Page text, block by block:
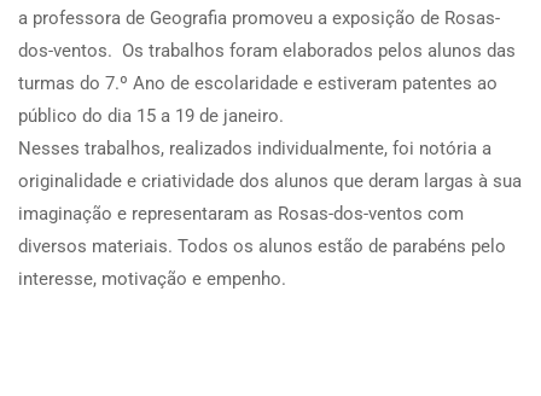
a professora de Geografia promoveu a exposição de Rosas-
dos-ventos. Os trabalhos foram elaborados pelos alunos das
turmas do 7.º Ano de escolaridade e estiveram patentes ao
público do dia 15 a 19 de janeiro.
Nesses trabalhos, realizados individualmente, foi notória a
originalidade e criatividade dos alunos que deram largas à sua
imaginação e representaram as Rosas-dos-ventos com
diversos materiais. Todos os alunos estão de parabéns pelo
interesse, motivação e empenho.